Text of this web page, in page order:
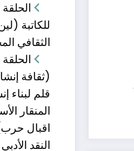
الحلقة
نوفمبر 19, 2023
للكاتبة
الثقافي
(ثقافة
قلم لبناء
المنقار
اقبال
النقد